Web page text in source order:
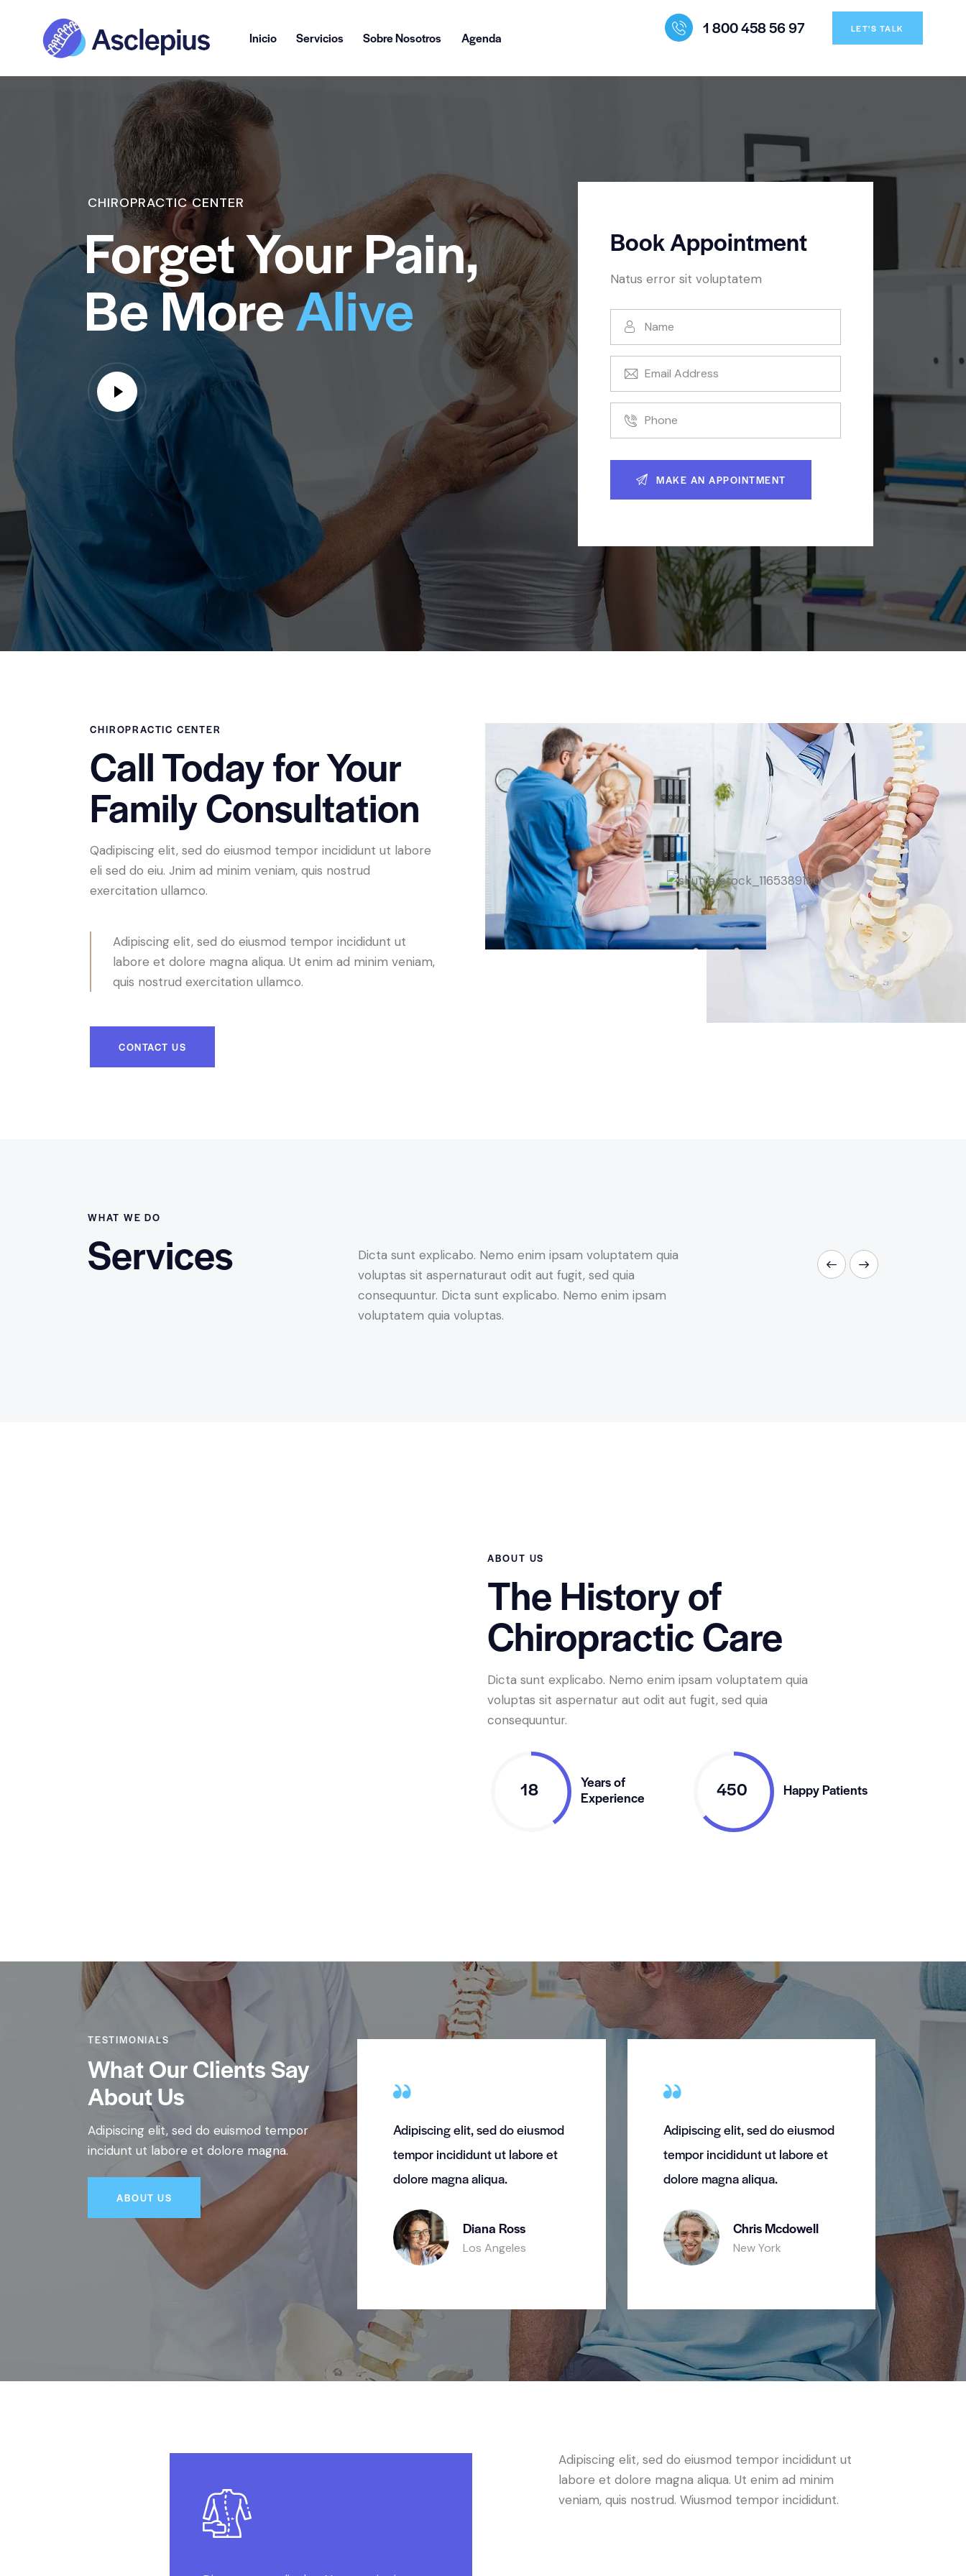
Inicio Servicios Sobre Nosotros Agenda
1 800 458 56 97 LET'S TALK
CHIROPRACTIC CENTER
Forget Your Pain,
Be MoreAlive
Book Appointment
Natus error sit voluptatem
CHIROPRACTIC CENTER
Call Today for Your
Family Consultation
Qadipiscing elit, sed do eiusmod tempor incididunt ut labore
eli sed do eiu. Jnim ad minim veniam, quis nostrud
exercitation ullamco.
Adipiscing elit, sed do eiusmod tempor incididunt ut
labore et dolore magna aliqua. Ut enim ad minim veniam,
quis nostrud exercitation ullamco.
CONTACT US
WHAT WE DO
Services
Dicta sunt explicabo. Nemo enim ipsam voluptatem quia
voluptas sit aspernaturaut odit aut fugit, sed quia
consequuntur. Dicta sunt explicabo. Nemo enim ipsam
voluptatem quia voluptas.
ABOUT US
The History of
Chiropractic Care
Dicta sunt explicabo. Nemo enim ipsam voluptatem quia
voluptas sit aspernatur aut odit aut fugit, sed quia
consequuntur.
18
Years of
Experience
450 Happy Patients
TESTIMONIALS
What Our Clients Say
About Us
Adipiscing elit, sed do euismod tempor
incidunt ut labore et dolore magna.
ABOUT US
Adipiscing elit, sed do eiusmod
tempor incididunt ut labore et
dolore magna aliqua.
Diana Ross
Los Angeles
Adipiscing elit, sed do eiusmod
tempor incididunt ut labore et
dolore magna aliqua.
Chris Mcdowell
New York
Adipiscing elit, sed do eiusmod tempor incididunt ut
labore et dolore magna aliqua. Ut enim ad minim
veniam, quis nostrud. Wiusmod tempor incididunt.